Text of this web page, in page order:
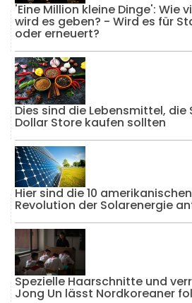
'Eine Million kleine Dinge': Wie
wird es geben? - Wird es für
oder erneuert?
Dies sind die Lebensmittel, die
Dollar Store kaufen sollten
Hier sind die 10
Revolution der Solarenergie
Spezielle Haarschnitte und
Jong Un lässt Nordkoreaner